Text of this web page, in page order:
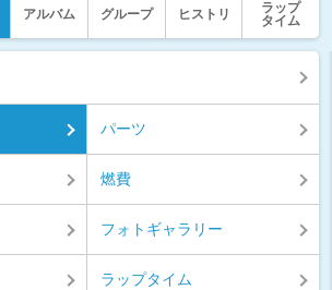
アルバム グループ ヒストリ
ラップ
タイム
パーツ
燃費
フォトギャラリー
ラップタイム